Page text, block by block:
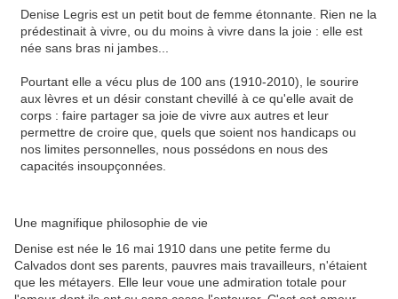
Denise Legris est un petit bout de femme étonnante. Rien ne la
prédestinait à vivre, ou du moins à vivre dans la joie : elle est
née sans bras ni jambes...
Pourtant elle a vécu plus de 100 ans (1910-2010), le sourire
aux lèvres et un désir constant chevillé à ce qu'elle avait de
corps : faire partager sa joie de vivre aux autres et leur
permettre de croire que, quels que soient nos handicaps ou
nos limites personnelles, nous possédons en nous des
capacités insoupçonnées.
Une magnifique philosophie de vie
Denise est née le 16 mai 1910 dans une petite ferme du
Calvados dont ses parents, pauvres mais travailleurs, n'étaient
que les métayers. Elle leur voue une admiration totale pour